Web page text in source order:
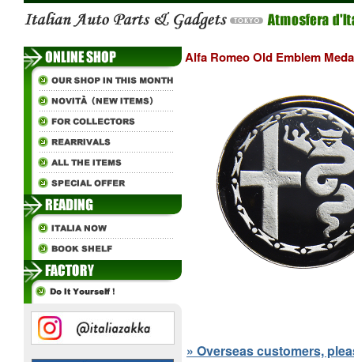
Alfa Romeo Old Emblem
» Overseas customers,